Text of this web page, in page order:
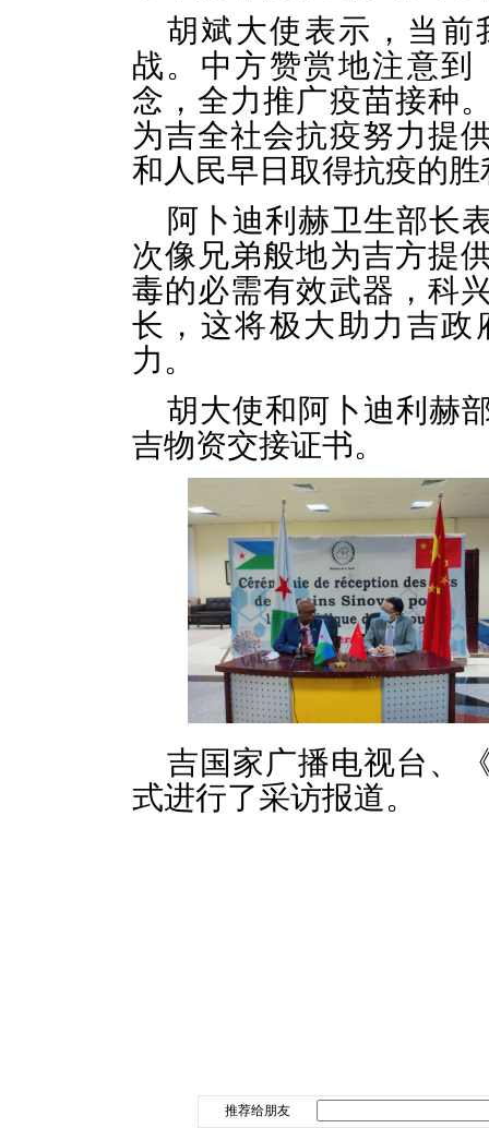
胡斌大使表示，当前
战。中方赞赏地注意
念，全力推广疫苗接种
为吉全社会抗疫努力提
和人民早日取得抗疫的
阿卜迪利赫卫生部长
次像兄弟般地为吉方提
毒的必需有效武器，科
长，这将极大助力吉
力。
胡大使和阿卜迪利赫
吉物资交接证书。
吉国家广播电视台、
式进行了采访报道。
推荐给朋友